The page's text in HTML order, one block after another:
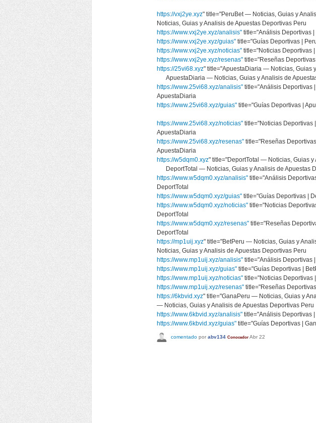
https://vxj2ye.xyz" title="PeruBet — Noticias, Guias y
Noticias, Guias y Analisis de Apuestas Deportivas Peru
https://www.vxj2ye.xyz/analisis" title="Análisis
https://www.vxj2ye.xyz/guias" title="Guías Deportivas |
https://www.vxj2ye.xyz/noticias" title="Noticias
https://www.vxj2ye.xyz/resenas" title="Reseñas
https://25vi68.xyz" title="ApuestaDiaria — Noticias, Guias
ApuestaDiaria — Noticias, Guias y Analisis de
https://www.25vi68.xyz/analisis" title="Análisis
ApuestaDiaria
https://www.25vi68.xyz/guias" title="Guías Deportivas |
https://www.25vi68.xyz/noticias" title="Noticias
ApuestaDiaria
https://www.25vi68.xyz/resenas" title="Reseñas
ApuestaDiaria
https://w5dqm0.xyz" title="DeportTotal — Noticias, Guias
DeportTotal — Noticias, Guias y Analisis de
https://www.w5dqm0.xyz/analisis" title="Análisis
DeportTotal
https://www.w5dqm0.xyz/guias" title="Guías Deportivas
https://www.w5dqm0.xyz/noticias" title="Noticias
DeportTotal
https://www.w5dqm0.xyz/resenas" title="Reseñas
DeportTotal
https://mp1uij.xyz" title="BetPeru — Noticias, Guias y
Noticias, Guias y Analisis de Apuestas Deportivas Peru
https://www.mp1uij.xyz/analisis" title="Análisis
https://www.mp1uij.xyz/guias" title="Guías Deportivas |
https://www.mp1uij.xyz/noticias" title="Noticias
https://www.mp1uij.xyz/resenas" title="Reseñas
https://6kbvid.xyz" title="GanaPeru — Noticias, Guias y
— Noticias, Guias y Analisis de Apuestas Deportivas
https://www.6kbvid.xyz/analisis" title="Análisis
https://www.6kbvid.xyz/guias" title="Guías Deportivas |
comentado por abv134 Conocedor Abr 22